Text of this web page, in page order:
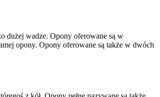
dużej wadze. Opony oferowane są w
opony. Opony oferowane są także w dwóch